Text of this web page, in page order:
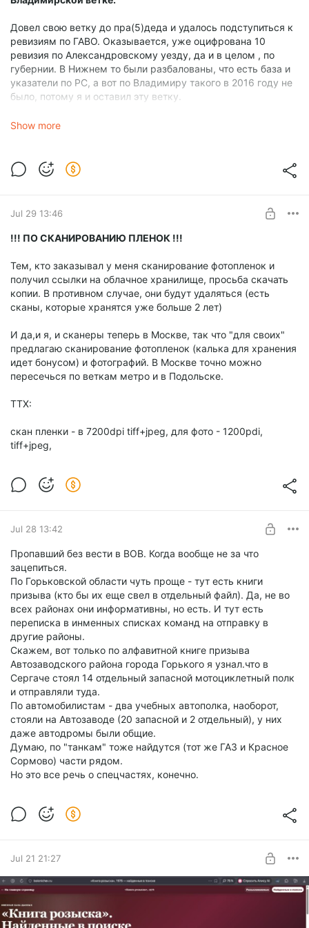
Довел свою ветку до пра(5)деда и удалось подступиться к
ревизиям по ГАВО. Оказывается, уже оцифрована 10
ревизия по Александровскому уезду, да и в целом , по
губернии. В Нижнем то были разбалованы, что есть база и
указатели по РС, а вот по Владимиру такого в 2016 году не
было, потому я и оставил эту ветку.
А сейчас - оплатил АИС (33 рубля) и копию (50 рублей) и
Собственно, дошел до родоначальника фамилии, Филиппа
Алексеева (ок. 1806 г.), его сына, Павла Филипповича я уже
экземпляр), надо еще пересмотреть приходские (много
уже выложено), думаю можно будет проверить эту линию в
РГАДА, а еще довести по РС во Владимирском архиве.
ГАВО Ф. 301 Оп. 5 Д. 708 лл. 249об-250
Show more
Jul 29 13:46
!!! ПО СКАНИРОВАНИЮ ПЛЕНОК !!!
Тем, кто заказывал у меня сканирование фотопленок и
получил ссылки на облачное хранилище, просьба скачать
копии. В противном случае, они будут удаляться (есть
сканы, которые хранятся уже больше 2 лет)
И да,и я, и сканеры теперь в Москве, так что "для своих"
предлагаю сканирование фотопленок (калька для хранения
идет бонусом) и фотографий. В Москве точно можно
пересечься по веткам метро и в Подольске.
ТТХ:
скан пленки - в 7200dpi tiff+jpeg, для фото - 1200pdi,
tiff+jpeg,
Jul 28 13:42
Пропавший без вести в ВОВ. Когда вообще не за что
зацепиться.
По Горьковской области чуть проще - тут есть книги
призыва (кто бы их еще свел в отдельный файл). Да, не во
всех районах они информативны, но есть. И тут есть
переписка в инменных списках команд на отправку в
другие районы.
Скажем, вот только по алфавитной книге призыва
Автозаводского района города Горького я узнал.что в
Сергаче стоял 14 отдельный запасной мотоциклетный полк
и отправляли туда.
По автомобилистам - два учебных автополка, наоборот,
стояли на Автозаводе (20 запасной и 2 отдельный), у них
даже автодромы были общие.
Думаю, по "танкам" тоже найдутся (тот же ГАЗ и Красное
Сормово) части рядом.
Но это все речь о спецчастях, конечно.
Jul 21 21:27